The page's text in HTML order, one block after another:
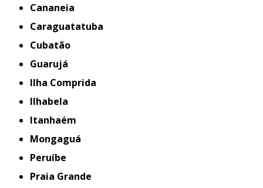
Cananeia
Caraguatatuba
Cubatão
Guarujá
Ilha Comprida
Ilhabela
Itanhaém
Mongaguá
Peruíbe
Praia Grande